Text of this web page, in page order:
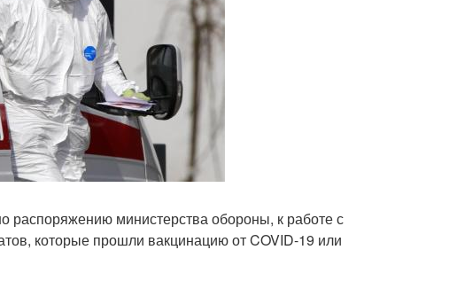
распоряжению министерства обороны, к работе с
которые прошли вакцинацию от COVID-19 или